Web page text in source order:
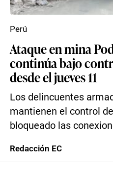
Ataque en mina
continúa bajo
desde el jueves 11
Los delincuentes
mantienen el control
bloqueado las
Perú
Redacción EC